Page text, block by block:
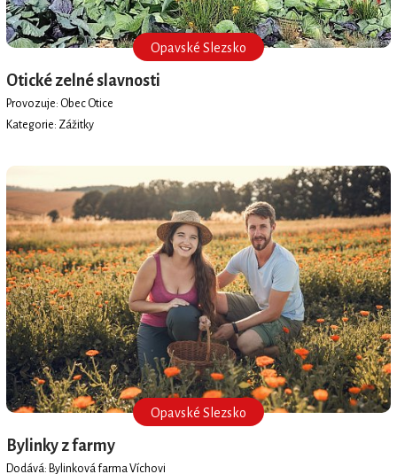
REGIONÁLNÍ ZNAČKA
OPAVSKÉ SLEZSKO regionální produkt®
Opavské Slezsko
Otické zelné slavnosti
Provozuje: Obec Otice
Kategorie: Zážitky
Opavské Slezsko
Bylinky z farmy
Dodává: Bylinková farma Víchovi